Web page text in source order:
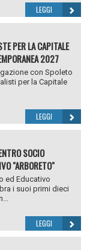
LEGGI
PER LA CAPITALE
2027
con Spoleto
per la Capitale
LEGGI
SOCIO
"ARBORETO"
ed Educativo
i suoi primi dieci
LEGGI